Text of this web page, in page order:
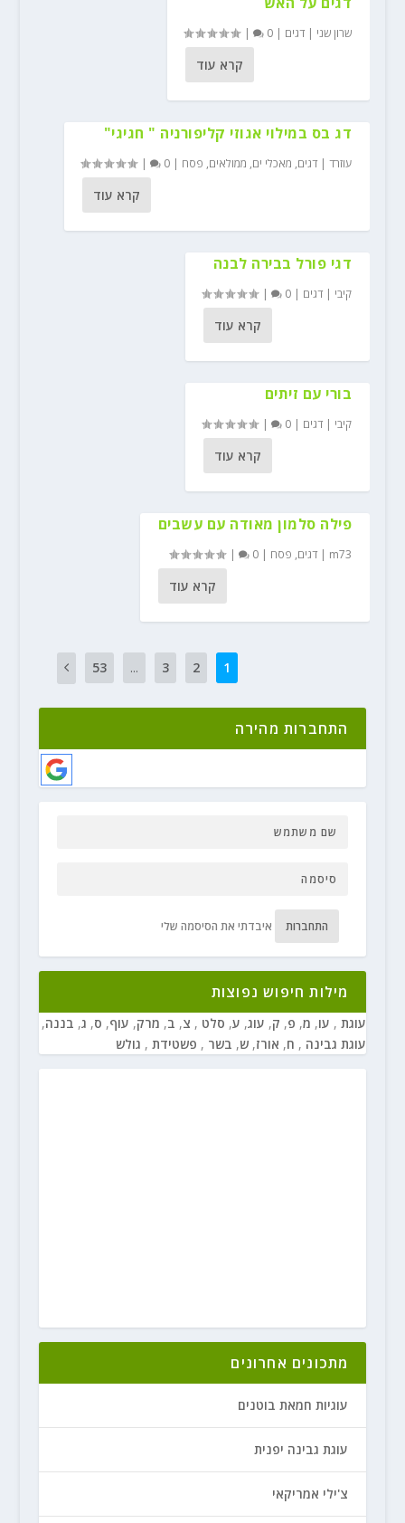
שרון שני | דגים |
0
|
קרא עוד
דג בס במילוי אגוזי קליפורניה " חגיגי"
עוזרד| דגים, מאכלי ים, ממולאים, פסח |
0
|
קרא עוד
דגי פורל בבירה לבנה
קיבי | דגים |
0
|
קרא עוד
בורי עם זיתים
קיבי | דגים |
0
|
קרא עוד
פילה סלמון מאודה עם עשבים
m73
| דגים, פסח |
0
|
קרא עוד
1
2
3
...
53
התחברות מהירה
התחברות איבדתי את הסיסמה שלי
מילות חיפוש נפוצות
עוגת , עו, מ, פ, ק, עוג, ע, סלט , צ, ב, מרק, עוף, ס, ג, בננה,
עוגת גבינה , ח, אורז, ש, בשר , פשטידת , גולש
מתכונים אחרונים
עוגיות חמאת בוטנים
עוגת גבינה יפנית
צ'ילי אמריקאי